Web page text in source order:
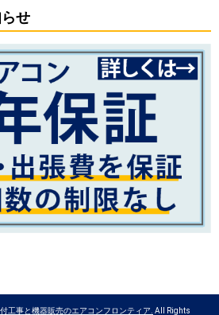
254DFL CS-254DJ CS-
CS-254DEX
CS-254DHX
CS-252DJ
CS-252DFL CS-
CS-252DEX CS-251DAX
CS-252DX CS-252DLX
せ
工事と機器販売のエアコンフロンティア. All Rights